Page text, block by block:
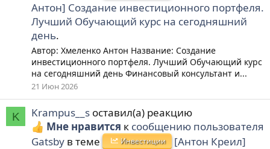
Антон] Создание инвестиционного портфеля.
Лучший Обучающий курс на сегодняшний
день.
Автор: Хмеленко Антон Название: Создание
инвестиционного портфеля. Лучший Обучающий курс
на сегодняшний день Финансовый консультант и...
21 Июн 2026
K Krampus__s оставил(а) реакцию
Мне нравится к сообщению пользователя
Gatsby в теме Инвестиции
[Антон Креил]